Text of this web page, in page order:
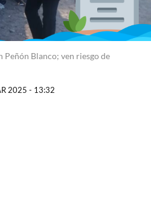
Peñón Blanco; ven riesgo de
2025 - 13:32